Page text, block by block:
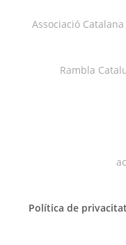
Associació
Rambla
Política de privacitat